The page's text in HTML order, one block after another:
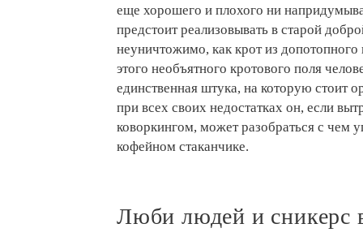
еще хорошего и плохого ни
предстоит реализовывать в старой
неуничтожимо, как крот из
этого необъятного кротового поля
единственная штука, на которую стоит
при всех своих недостатках он, если
коворкингом, может разобраться с чем
кофейном стаканчике.
Люби людей и сникерс